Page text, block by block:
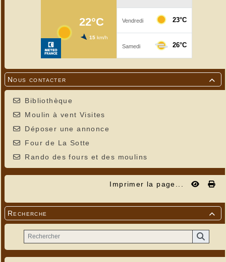

Nous contacter
Bibliothèque
Moulin à vent Visites
Déposer une annonce
Four de La Sotte
Rando des fours et des moulins
Imprimer la page...

Recherche